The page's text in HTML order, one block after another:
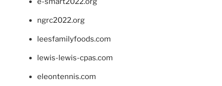
ngrc2022.org
leesfamilyfoods.com
lewis-lewis-cpas.com
eleontennis.com